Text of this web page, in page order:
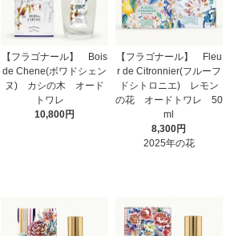
【フラゴナール】 Bois
de Chene(ボワドシェン
ヌ) カシの木 オード
トワレ
10,800円
【フラゴナール】 Fleu
r de Citronnier(フルーフ
ドシトロニエ) レモン
の花 オードトワレ 50
ml
8,300円
2025年の花